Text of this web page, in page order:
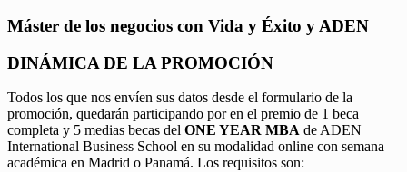
Máster de los negocios con Vida y Éxito y ADEN
DINÁMICA DE LA PROMOCIÓN
Todos los que nos envíen sus datos desde el formulario de la
promoción, quedarán participando por en el premio de 1 beca
completa y 5 medias becas del ONE YEAR MBA de ADEN
International Business School en su modalidad online con semana
académica en Madrid o Panamá. Los requisitos son: